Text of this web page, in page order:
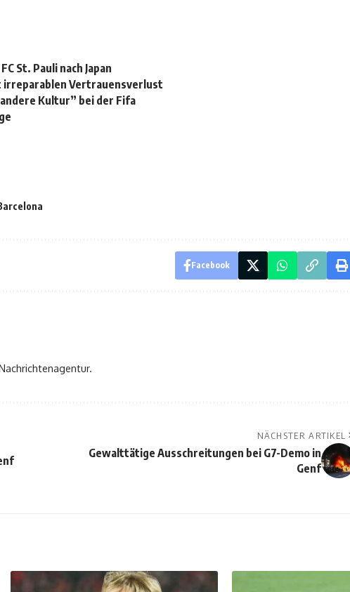
St. Pauli nach Japan
Vertrauensverlust
Kultur” bei der Fifa
Facebook
NÄCHSTER ARTIKEL
Gewalttätige Ausschreitungen bei G7-Demo in
Genf